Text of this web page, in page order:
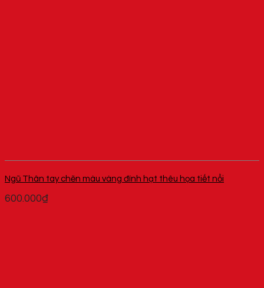
Ngũ Thân tay chẽn màu vàng đính hạt thêu họa tiết nổi
600.000₫